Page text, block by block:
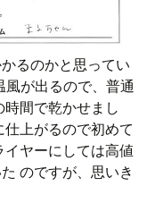
るのかと思ってい
が出るので、普通
間で乾かせまし
上がるので初めて
ヤーにしては高値
のですが、思いき